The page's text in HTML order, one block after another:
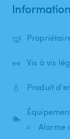
🤿
👀 Vis à vis
💧 Produit
🏊
Alarme